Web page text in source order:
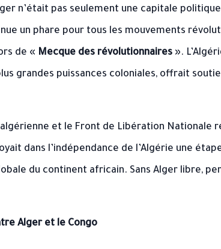
n’était pas seulement une capitale
un phare pour tous les mouvements
de « Mecque des révolutionnaires ».
grandes puissances coloniales, offrait
et le Front de Libération Nationale
dans l’indépendance de l’Algérie une
du continent africain. Sans Alger libre,
Alger et le Congo